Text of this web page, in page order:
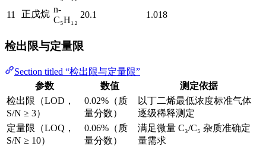
11
正戊烷 n-
C₅H₁₂
20.1 1.018
检出限与定量限
Section titled “检出限与定量限”
参数
数值
测定依据
检出限（LOD，
S/N ≥ 3）
0.02%（质
量分数）
以丁二烯最低浓度标准气体
逐级稀释测定
定量限（LOQ，
S/N ≥ 10）
0.06%（质
量分数）
满足微量 C₃/C₅ 杂质准确定
量需求